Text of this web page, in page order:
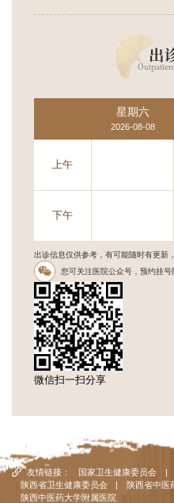
出
星期六
2026-08-08
上午
下午
出诊信息仅供参考，有可能随时有更新
您可关注医院公众号，预约挂号
微信扫一扫分享
友情链接： 国家卫生健康委员会 |
陕西省卫生健康委员会
| 陕西省中医
陕西中医药大学附属医院